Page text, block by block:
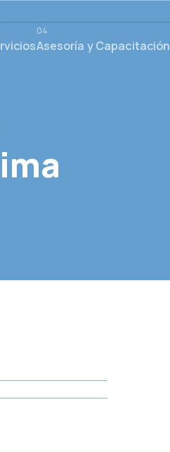
Asesoría y Capacitación